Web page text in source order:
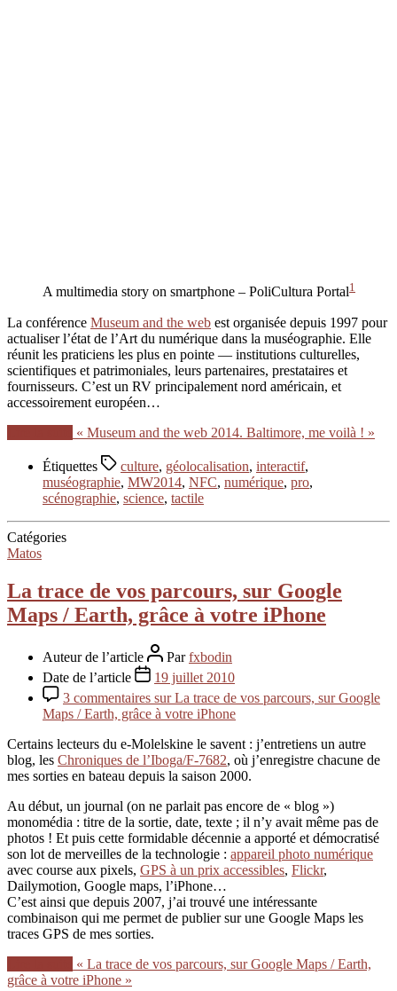
A multimedia story on smartphone – PoliCultura Portal1
La conférence Museum and the web est organisée depuis 1997 pour
actualiser l’état de l’Art du numérique dans la muséographie. Elle
réunit les praticiens les plus en pointe — institutions culturelles,
scientifiques et patrimoniales, leurs partenaires, prestataires et
fournisseurs. C’est un RV principalement nord américain, et
accessoirement européen…
« Museum and the web 2014. Baltimore, me voilà ! »
Étiquettes culture, géolocalisation, interactif,
muséographie, MW2014, NFC, numérique, pro,
scénographie, science, tactile
Catégories
Matos
La trace de vos parcours, sur Google
Maps / Earth, grâce à votre iPhone
Auteur de l’article Parfxbodin
Date de l’article
19 juillet 2010
3 commentaires sur La trace de vos parcours, sur Google
Maps / Earth, grâce à votre iPhone
Certains lecteurs du e-Molelskine le savent : j’entretiens un autre
blog, les Chroniques de l’Iboga/F-7682, où j’enregistre chacune de
mes sorties en bateau depuis la saison 2000.
Au début, un journal (on ne parlait pas encore de « blog »)
monomédia : titre de la sortie, date, texte ; il n’y avait même pas de
photos ! Et puis cette formidable décennie a apporté et démocratisé
son lot de merveilles de la technologie : appareil photo numérique
avec course aux pixels, GPS à un prix accessibles, Flickr,
Dailymotion, Google maps, l’iPhone…
C’est ainsi que depuis 2007, j’ai trouvé une intéressante
combinaison qui me permet de publier sur une Google Maps les
traces GPS de mes sorties.
« La trace de vos parcours, sur Google Maps / Earth,
grâce à votre iPhone »